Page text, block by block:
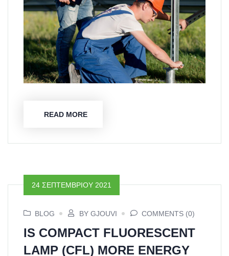
READ MORE
24 ΣΕΠΤΕΜΒΡΊΟΥ 2021
BLOG BY GJOUVI COMMENTS (0)
IS COMPACT FLUORESCENT
LAMP (CFL) MORE ENERGY